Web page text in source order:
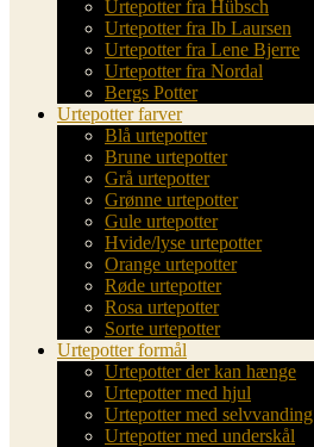
Urtepotter fra Hübsch
Urtepotter fra Ib Laursen
Urtepotter fra Lene Bjerre
Urtepotter fra Nordal
Bergs Potter
Urtepotter farver
Blå urtepotter
Brune urtepotter
Grå urtepotter
Grønne urtepotter
Gule urtepotter
Hvide/lyse urtepotter
Orange urtepotter
Røde urtepotter
Rosa urtepotter
Sorte urtepotter
Urtepotter formål
Urtepotter der kan hænge
Urtepotter med hjul
Urtepotter med selvvanding
Urtepotter med underskål